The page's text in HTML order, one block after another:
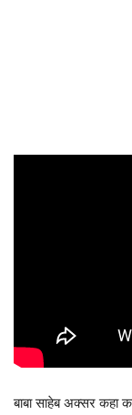
बाबा साहेब अक्सर कहा